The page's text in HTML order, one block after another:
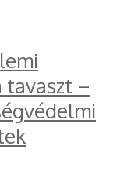
tavaszt –